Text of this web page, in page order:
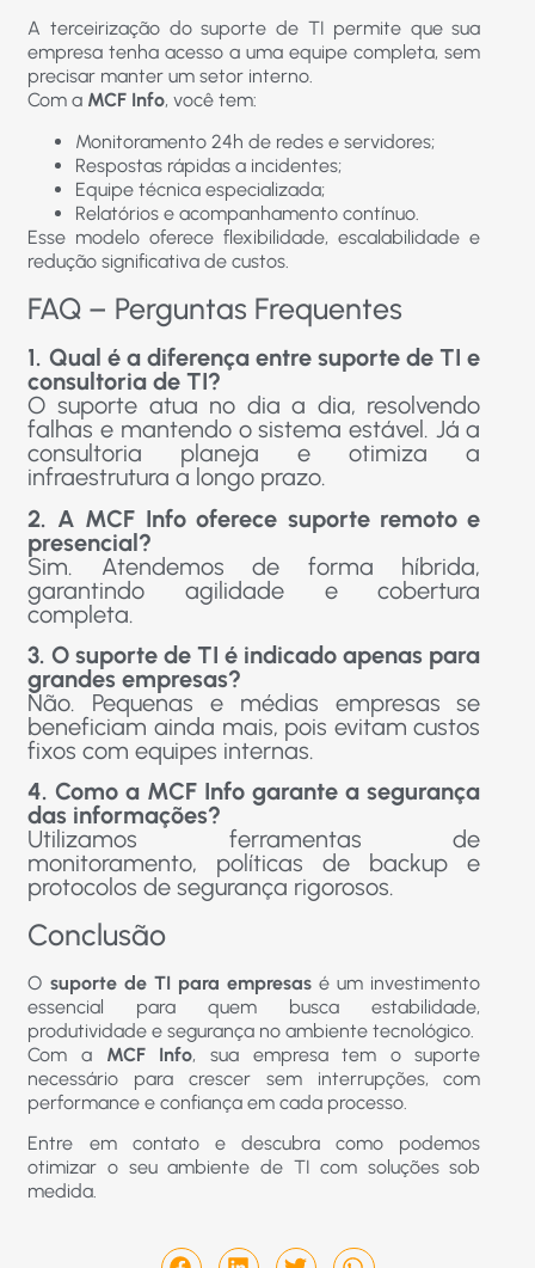
A terceirização do suporte de TI permite que sua
empresa tenha acesso a uma equipe completa, sem
precisar manter um setor interno.
Com a MCF Info, você tem:
Monitoramento 24h de redes e servidores;
Respostas rápidas a incidentes;
Equipe técnica especializada;
Relatórios e acompanhamento contínuo.
Esse modelo oferece flexibilidade, escalabilidade e
redução significativa de custos.
FAQ – Perguntas Frequentes
1. Qual é a diferença entre suporte de TI e
consultoria de TI?
O suporte atua no dia a dia, resolvendo
falhas e mantendo o sistema estável. Já a
consultoria planeja e otimiza a
infraestrutura a longo prazo.
2. A MCF Info oferece suporte remoto e
presencial?
Sim. Atendemos de forma híbrida,
garantindo agilidade e cobertura
completa.
3. O suporte de TI é indicado apenas para
grandes empresas?
Não. Pequenas e médias empresas se
beneficiam ainda mais, pois evitam custos
fixos com equipes internas.
4. Como a MCF Info garante a segurança
das informações?
Utilizamos ferramentas de
monitoramento, políticas de backup e
protocolos de segurança rigorosos.
Conclusão
O suporte de TI para empresas é um investimento
essencial para quem busca estabilidade,
produtividade e segurança no ambiente tecnológico.
Com a MCF Info, sua empresa tem o suporte
necessário para crescer sem interrupções, com
performance e confiança em cada processo.
Entre em contato e descubra como podemos
otimizar o seu ambiente de TI com soluções sob
medida.